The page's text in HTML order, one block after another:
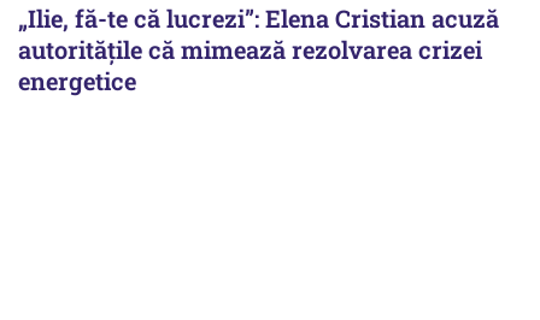
„Ilie, fă-te că lucrezi”: Elena Cristian acuză
autoritățile că mimează rezolvarea crizei
energetice